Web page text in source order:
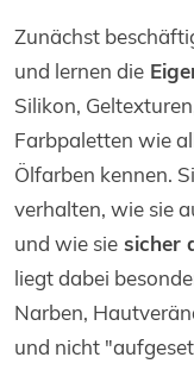
Zunächst
und lernen die
Silikon,
Farbpaletten wie
Ölfarben kennen.
verhalten, wie sie
und wie sie sicher
liegt dabei
Narben,
und nicht